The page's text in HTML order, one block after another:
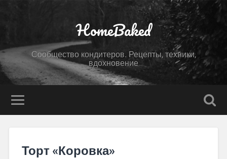
HomeBaked
Сообщество кондитеров. Рецепты, техники,
вдохновение
Торт «Коровка»